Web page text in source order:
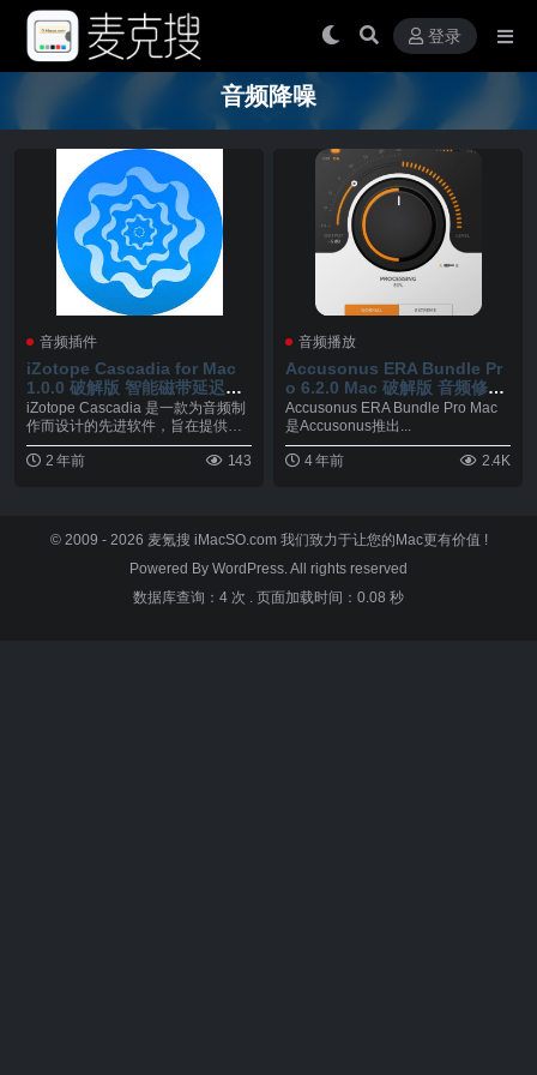
登录
音频降噪
音频插件
iZotope Cascadia for Mac
1.0.0 破解版 智能磁带延迟插
件
iZotope Cascadia 是一款为音频制
作而设计的先进软件，旨在提供高
效...
2 年前
143
音频播放
Accusonus ERA Bundle Pr
o 6.2.0 Mac 破解版 音频修复
降噪处理插件
Accusonus ERA Bundle Pro Mac
是Accusonus推出...
4 年前 2.4K
© 2009 - 2026 麦氪搜 iMacSO.com 我们致力于让您的Mac更有价值 !
Powered By WordPress. All rights reserved
数据库查询：4 次
页面加载时间：0.08 秒